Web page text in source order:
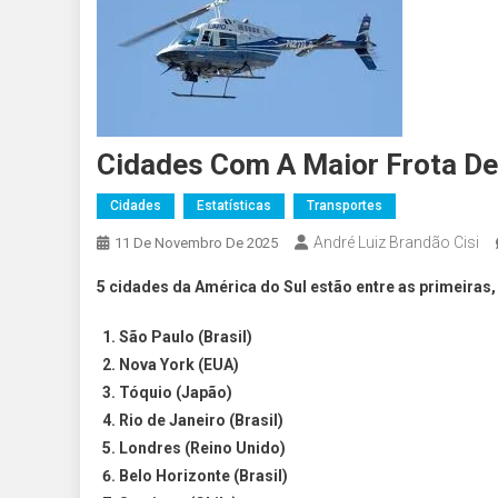
Cidades Com A Maior Frota
Cidades Estatísticas Transportes
11 De Novembro De 2025 André Luiz Brandão Cisi
5 cidades da América do Sul estão entre as primeiras,
São Paulo (Brasil)
Nova York (EUA)
Tóquio (Japão)
Rio de Janeiro (Brasil)
Londres (Reino Unido)
Belo Horizonte (Brasil)